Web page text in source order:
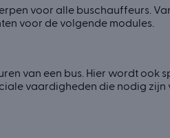
voor alle buschauffeurs.
voor de volgende modules.
van een bus. Hier wordt ook
vaardigheden die nodig zijn